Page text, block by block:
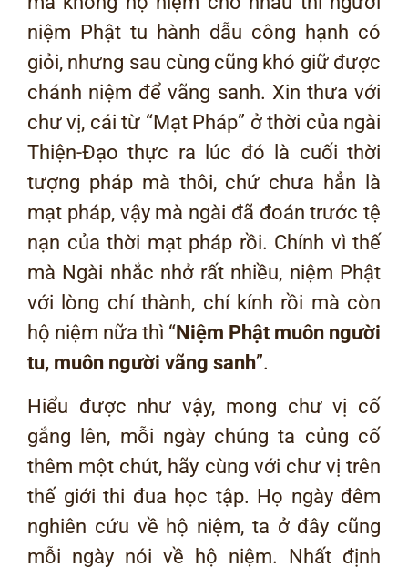
niệm Phật tu hành dẫu công hạnh có
giỏi, nhưng sau cùng cũng khó giữ được
chánh niệm để vãng sanh. Xin thưa với
chư vị, cái từ “Mạt Pháp” ở thời của ngài
Thiện-Đạo thực ra lúc đó là cuối thời
tượng pháp mà thôi, chứ chưa hẳn là
mạt pháp, vậy mà ngài đã đoán trước tệ
nạn của thời mạt pháp rồi. Chính vì thế
mà Ngài nhắc nhở rất nhiều, niệm Phật
với lòng chí thành, chí kính rồi mà còn
hộ niệm nữa thì “N iệm Phật muôn người
tu, muôn người vãng sanh”.
Hiểu được như vậy, mong chư vị cố
gắng lên, mỗi ngày chúng ta củng cố
thêm một chút, hãy cùng với chư vị trên
thế giới thi đua học tập. Họ ngày đêm
nghiên cứu về hộ niệm, ta ở đây cũng
mỗi ngày nói về hộ niệm. Nhất định